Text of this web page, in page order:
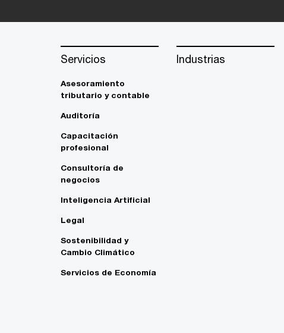
Servicios
Asesoramiento
tributario y contable
Auditoría
Capacitación
profesional
Consultoría de
negocios
Inteligencia Artificial
Legal
Sostenibilidad y
Cambio Climático
Servicios de Economía
Industrias